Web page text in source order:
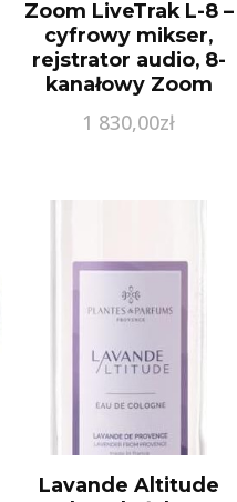
Zoom LiveTrak L-8 –
cyfrowy mikser,
rejstrator audio, 8-
kanałowy Zoom
1 830,00zł
Lavande Altitude